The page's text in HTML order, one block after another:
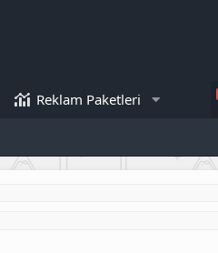
Reklam Paketleri